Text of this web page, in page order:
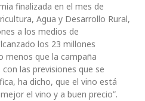
finalizada en el mes de
Agua y Desarrollo Rural,
a los medios de
los 23 millones
que la campaña
las previsiones que se
ha dicho, que el vino está
el vino y a buen precio”.